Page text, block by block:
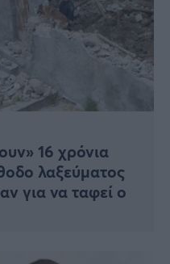
16 χρόνια
λαξεύματος
για να ταφεί ο